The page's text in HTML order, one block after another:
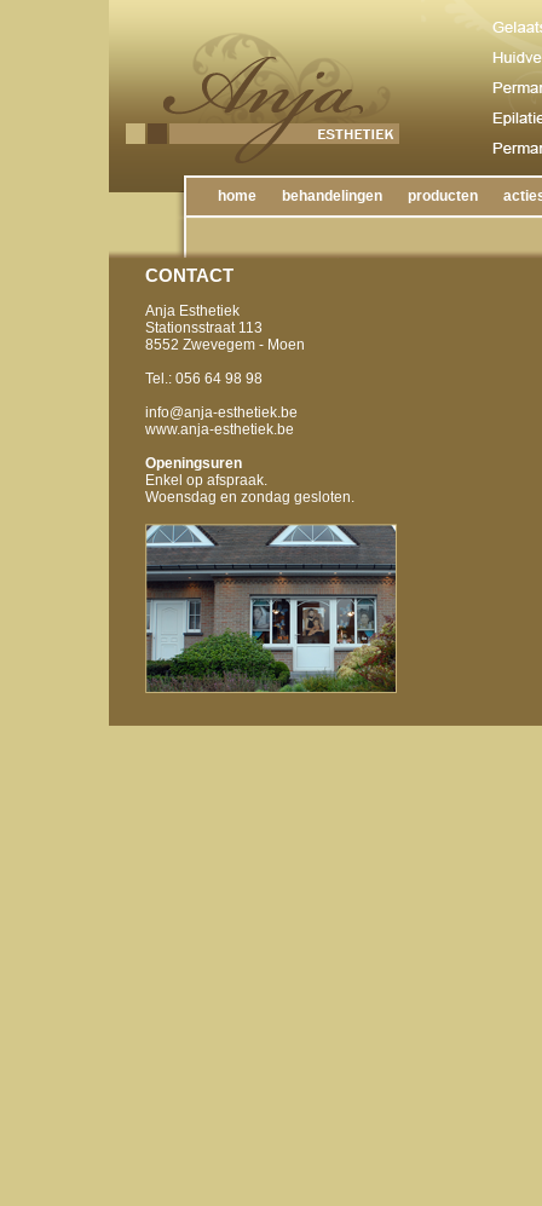
home behandelingen producten
CONTACT
Anja Esthetiek
Stationsstraat 113
8552 Zwevegem - Moen
Tel.: 056 64 98 98
info@anja-esthetiek.be
www.anja-esthetiek.be
Openingsuren
Enkel op afspraak.
Woensdag en zondag gesloten.